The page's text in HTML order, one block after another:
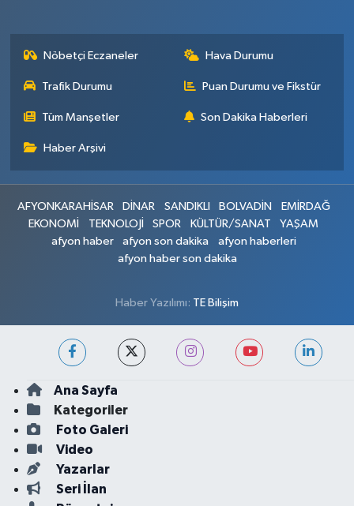
Nöbetçi Eczaneler Hava Durumu
Trafik Durumu Puan Durumu ve Fikstür
Tüm Manşetler Son Dakika Haberleri
Haber Arşivi
AFYONKARAHİSAR DİNAR SANDIKLI BOLVADİN
EMİRDAĞ
EKONOMİ
TEKNOLOJİ SPOR KÜLTÜR/SANAT
YAŞAM
afyon haber
afyon son dakika
afyon haberleri
afyon haber son dakika
Haber Yazılımı: TE Bilişim
Ana Sayfa
Kategoriler
Foto Galeri
Video
Yazarlar
Seri İlan